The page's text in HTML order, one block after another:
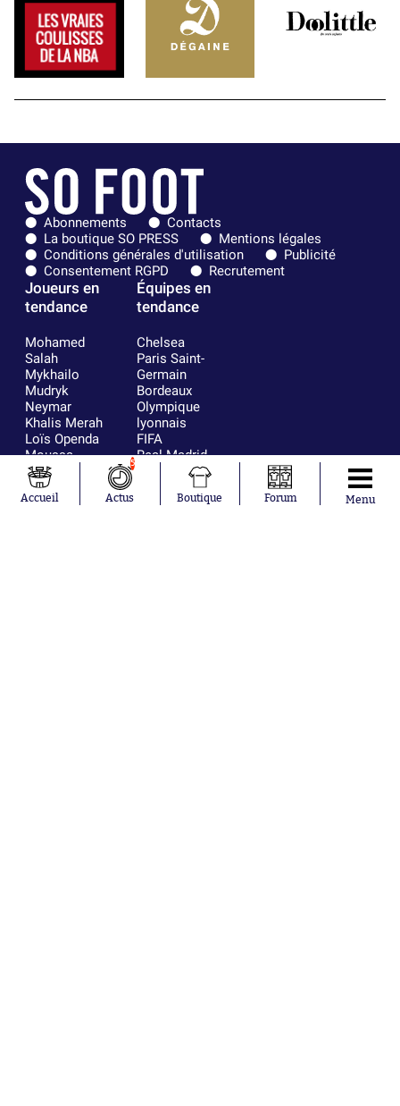
Abonnements
Contacts
La boutique SO PRESS
Mentions légales
Conditions générales d'utilisation
Publicité
Consentement RGPD
Recrutement
Joueurs en
tendance
Mohamed
Salah
Mykhailo
Mudryk
Neymar
Khalis Merah
Loïs Openda
Moussa
Niakhaté
Nicolás
Tagliafico
Équipes en
tendance
Chelsea
Paris Saint-
Germain
Bordeaux
Olympique
lyonnais
FIFA
Real Madrid
RC Strasbourg
France
Accueil
5
Actus Boutique Forum Menu